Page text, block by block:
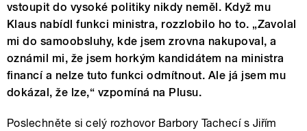
vstoupit do vysoké politiky nikdy neměl. Když mu
Klaus nabídl funkci ministra, rozzlobilo ho to. „Zavolal
mi do samoobsluhy, kde jsem zrovna nakupoval, a
oznámil mi, že jsem horkým kandidátem na ministra
financí a nelze tuto funkci odmítnout. Ale já jsem mu
dokázal, že lze,“ vzpomíná na Plusu.
Poslechněte si celý rozhovor Barbory Tachecí s Jiřím